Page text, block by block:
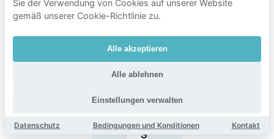
von
Schirn
Kunsthalle
Frankfurt
für die
Schirn
Sie der Verwendung von Cookies auf unserer Website
gemäß unserer Cookie-Richtlinie zu.
Alle akzeptieren
Alle ablehnen
Einstellungen verwalten
Datenschutz Bedingungen und Konditionen Kontakt